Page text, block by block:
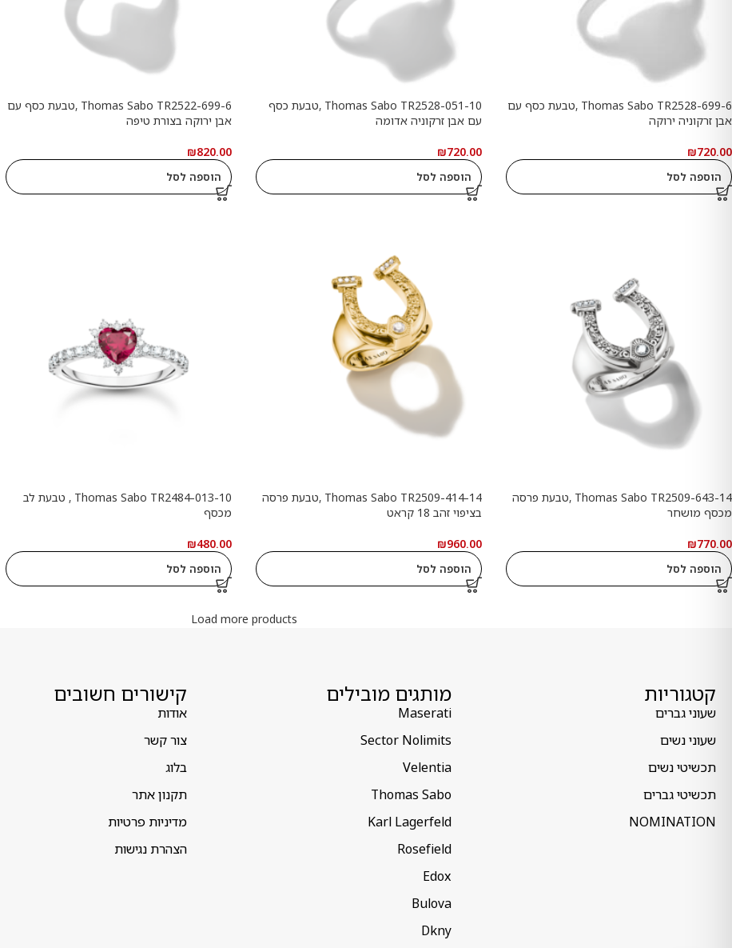
Thomas Sabo TR2528-699-6 ,טבעת כסף עם
אבן זרקוניה ירוקה
₪720.00
הוספה לסל
Thomas Sabo TR2528-051-10 ,טבעת כסף
עם אבן זרקוניה אדומה
₪720.00
הוספה לסל
Thomas Sabo TR2522-699-6 ,טבעת כסף עם
אבן ירוקה בצורת טיפה
₪820.00
הוספה לסל
Thomas Sabo TR2509-643-14 ,טבעת פרסה
מכסף מושחר
₪770.00
הוספה לסל
Thomas Sabo TR2509-414-14 ,טבעת פרסה
בציפוי זהב 18 קראט
₪960.00
הוספה לסל
Thomas Sabo TR2484-013-10 , טבעת לב
מכסף
₪480.00
הוספה לסל
Load more products
קטגוריות
שעוני גברים
שעוני נשים
תכשיטי נשים
תכשיטי גברים
NOMINATION
מותגים מובילים
Maserati
Sector Nolimits
Velentia
Thomas Sabo
Karl Lagerfeld
Rosefield
Edox
Bulova
Dkny
קישורים חשובים
אודות
צור קשר
בלוג
תקנון אתר
מדיניות פרטיות
הצהרת נגישות